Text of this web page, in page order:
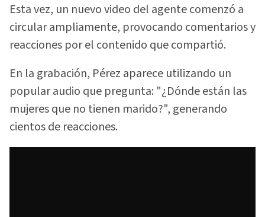
Esta vez, un nuevo video del agente comenzó a
circular ampliamente, provocando comentarios y
reacciones por el contenido que compartió.
En la grabación, Pérez aparece utilizando un
popular audio que pregunta: "¿Dónde están las
mujeres que no tienen marido?", generando
cientos de reacciones.